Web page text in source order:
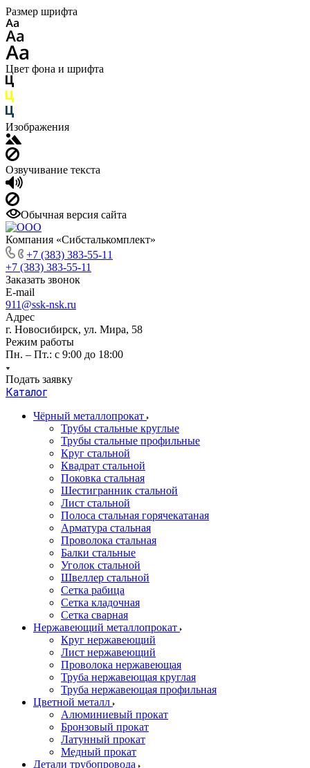
Размер шрифта
Цвет фона и шрифта
Изображения
Озвучивание текста
Обычная версия сайта
Компания «Сибсталькомплект»
+7 (383) 383-55-11
+7 (383) 383-55-11
Заказать звонок
E-mail
911@ssk-nsk.ru
Адрес
г. Новосибирск, ул. Мира, 58
Режим работы
Пн. – Пт.: с 9:00 до 18:00
Подать заявку
Каталог
Чёрный металлопрокат
Трубы стальные круглые
Трубы стальные профильные
Круг стальной
Квадрат стальной
Поковка стальная
Шестигранник стальной
Лист стальной
Полоса стальная горячекатаная
Арматура стальная
Проволока стальная
Балки стальные
Уголок стальной
Швеллер стальной
Сетка рабица
Сетка кладочная
Сетка сварная
Нержавеющий металлопрокат
Круг нержавеющий
Лист нержавеющий
Проволока нержавеющая
Труба нержавеющая круглая
Труба нержавеющая профильная
Цветной металл
Алюминиевый прокат
Бронзовый прокат
Латунный прокат
Медный прокат
Детали трубопровода